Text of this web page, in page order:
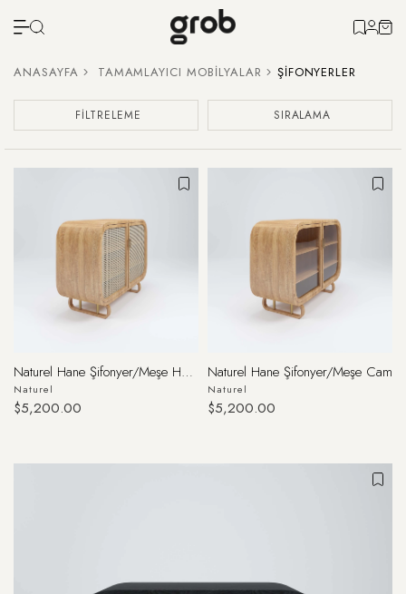
ANASAYFA TAMAMLAYICI MOBILYALAR ŞIFONYERLER
FILTRELEME SIRALAMA
Naturel Hane Şifonyer/Meşe Hazeran
Naturel
$5,200.00
Naturel Hane Şifonyer/Meşe Cam
Naturel
$5,200.00